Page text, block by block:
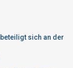
sich an der